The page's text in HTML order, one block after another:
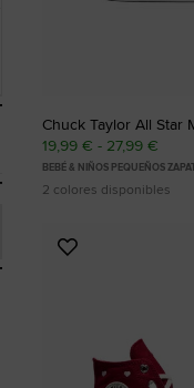
Chuck Taylor All Star
19,99 € - 27,99 €
BEBÉ & NIÑOS PEQUEÑOS
2 colores disponibles
Añadir